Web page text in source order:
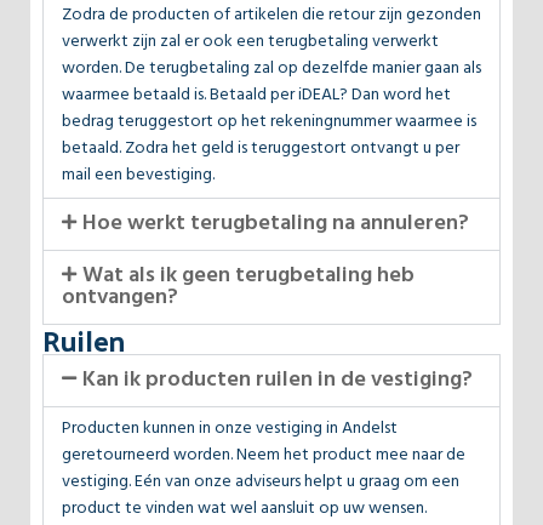
Zodra de producten of artikelen die retour zijn gezonden
verwerkt zijn zal er ook een terugbetaling verwerkt
worden. De terugbetaling zal op dezelfde manier gaan als
waarmee betaald is. Betaald per iDEAL? Dan word het
bedrag teruggestort op het rekeningnummer waarmee is
betaald. Zodra het geld is teruggestort ontvangt u per
mail een bevestiging.
Hoe werkt terugbetaling na annuleren?
Wat als ik geen terugbetaling heb
ontvangen?
Ruilen
Kan ik producten ruilen in de vestiging?
Producten kunnen in onze vestiging in Andelst
geretourneerd worden. Neem het product mee naar de
vestiging. Eén van onze adviseurs helpt u graag om een
product te vinden wat wel aansluit op uw wensen.